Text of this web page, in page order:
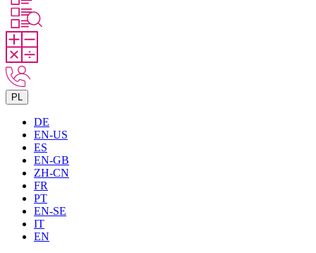
PL
DE
EN-US
ES
EN-GB
ZH-CN
FR
PT
EN-SE
IT
EN